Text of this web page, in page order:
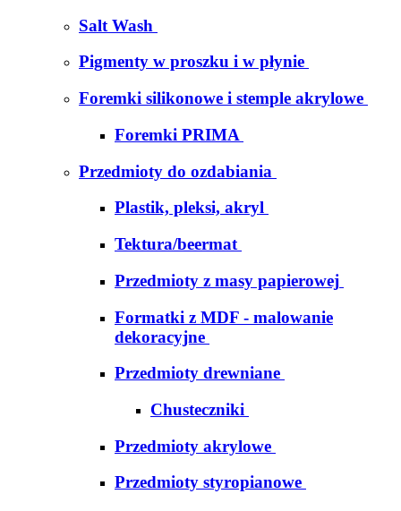
Salt Wash
Pigmenty w proszku i w płynie
Foremki silikonowe i stemple akrylowe
Foremki PRIMA
Przedmioty do ozdabiania
Plastik, pleksi, akryl
Tektura/beermat
Przedmioty z masy papierowej
Formatki z MDF - malowanie
dekoracyjne
Przedmioty drewniane
Chusteczniki
Przedmioty akrylowe
Przedmioty styropianowe